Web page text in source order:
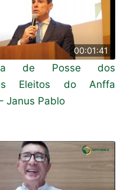
00:01:41
de Posse dos
Eleitos do Anffa
Janus Pablo